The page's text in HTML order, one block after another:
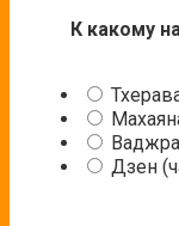
К какому
Дзен